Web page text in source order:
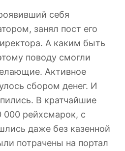
себя
занял пост его
А каким быть
поводу смогли
Активное
сбором денег. И
В кратчайшие
000 рейхсмарок, с
даже без казенной
потрачены на портал